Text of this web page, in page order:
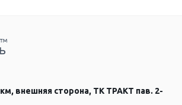
внешняя сторона, ТК ТРАКТ пав. 2-